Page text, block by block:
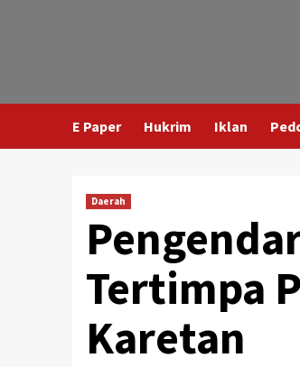
E Paper Hukrim Iklan
Daerah
Tertimpa
Karetan